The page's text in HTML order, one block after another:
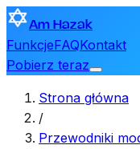
Am Hazak
FunkcjeFAQKontakt
Pobierz teraz
Strona główna
/
Przewodniki